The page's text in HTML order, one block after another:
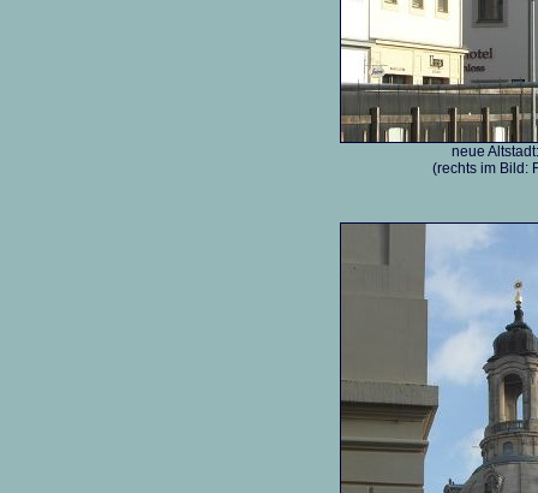
neue
(rechts im Bild: